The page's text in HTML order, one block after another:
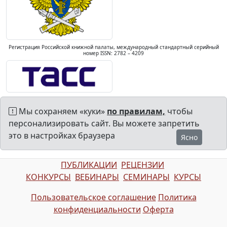
Регистрация Российской книжной палаты, международный стандартный серийный
номер ISSN: 2782 – 4209
Мы сохраняем «куки» по правилам, чтобы
персонализировать сайт. Вы можете запретить
это в настройках браузера
Ясно
ПУБЛИКАЦИИ РЕЦЕНЗИИ
КОНКУРСЫ ВЕБИНАРЫ СЕМИНАРЫ КУРСЫ
Пользовательское соглашение Политика
конфиденциальности Оферта